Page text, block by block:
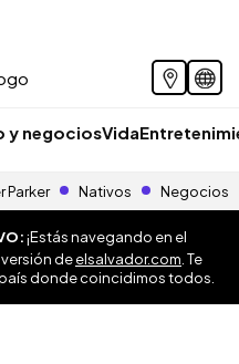
y negociosVida
Parker Nativos Negocios
¡Estás navegando en el
deelsalvador.com . Te
donde coincidimos todos.